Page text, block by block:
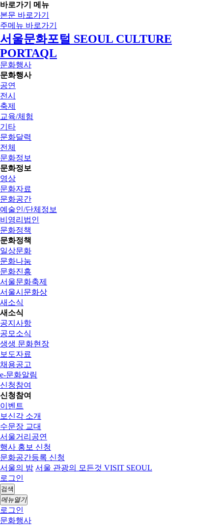
바로가기 메뉴
본문 바로가기
주메뉴 바로가기
서울문화포털 SEOUL CULTURE
PORTAQL
문화행사
문화행사
공연
전시
축제
교육/체험
기타
문화달력
전체
문화정보
문화정보
영상
문화자료
문화공간
예술인/단체정보
비영리법인
문화정책
문화정책
일상문화
문화나눔
문화진흥
서울문화축제
서울시문화상
새소식
새소식
공지사항
공모소식
생생 문화현장
보도자료
채용공고
e-문화알림
신청참여
신청참여
이벤트
보신각 소개
수문장 교대
서울거리공연
행사 홍보 신청
문화공간등록 신청
서울의 밤 서울 관광의 모든것 VISIT SEOUL
로그인
검색
메뉴열기
로그인
문화행사